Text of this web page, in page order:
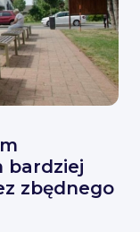
bardziej
zbędnego